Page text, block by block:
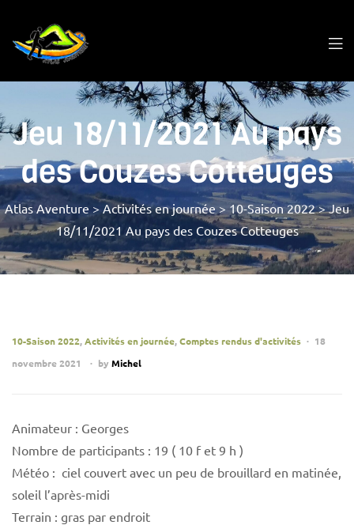
Jeu 18/11/2021 Au pays
des Couzes Cotteuges
Atlas Aventure > Activités en journée > 10-Saison 2022>Jeu
18/11/2021 Au pays des Couzes Cotteuges
10-Saison 2022,Activités en journée,Comptes rendus d'activités
18
novembre 2021
by Michel
Animateur : Georges
Nombre de participants : 19 ( 10 f et 9 h )
Météo : ciel couvert avec un peu de brouillard en matinée,
soleil l’après-midi
Terrain : gras par endroit